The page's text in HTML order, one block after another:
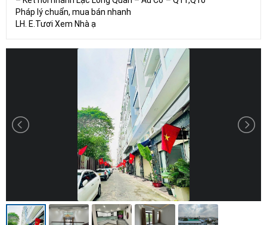
Pháp lý chuẩn, mua bán nhanh
LH. E.Tươi Xem Nhà ạ